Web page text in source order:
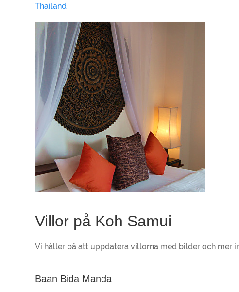
Thailand
Villor på Koh Samui
Vi håller på att uppdatera villorna med bilder och mer
Baan Bida Manda